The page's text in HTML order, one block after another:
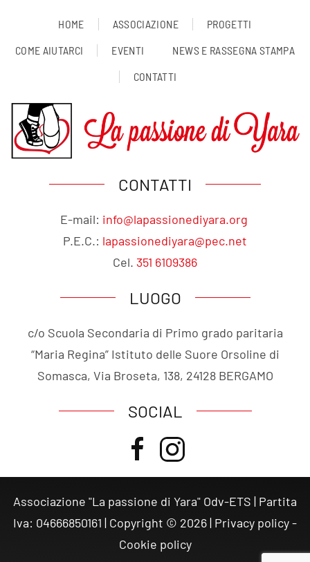
HOME ASSOCIAZIONE
PROGETTI
COME AIUTARCI
EVENTI
NEWS E RASSEGNA STAMPA
CONTATTI
CONTATTI
E-mail: info@lapassionediyara.org
P.E.C.: lapassionediyara@pec.net
Cel. 351 6109386
LUOGO
c/o Scuola Secondaria di Primo grado paritaria
“Maria Regina” Istituto delle Suore Orsoline di
Somasca, Via Broseta, 138, 24128 BERGAMO
SOCIAL
Associazione "La passione di Yara" Odv-ETS | Partita
Iva: 04666850161 | Copyright © 2026| Privacy policy-
Cookie policy